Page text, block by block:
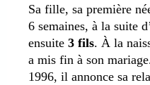
Sa fille, sa première
6 semaines, à la suite
ensuite 3 fils. À la
a mis fin à son
1996, il annonce sa